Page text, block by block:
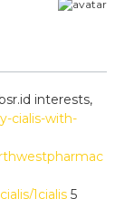
interests,
cialis-with-
]cialis 5